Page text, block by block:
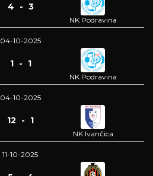
4 - 3
NK Podravina
04-10-2025
1 - 1
NK Podravina
04-10-2025
12 - 1
NK Ivančica
11-10-2025